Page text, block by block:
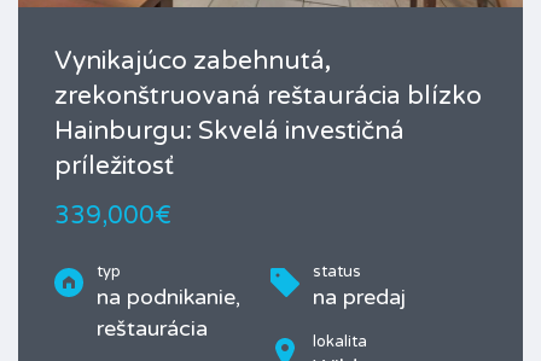
Vynikajúco zabehnutá,
zrekonštruovaná reštaurácia blízko
Hainburgu: Skvelá investičná
príležitosť
339,000€
typ
na podnikanie,
reštaurácia
status
na predaj
lokalita